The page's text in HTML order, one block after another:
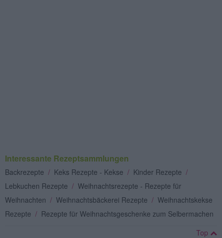
Interessante Rezeptsammlungen
Backrezepte / Keks Rezepte - Kekse / Kinder Rezepte /
Lebkuchen Rezepte / Weihnachtsrezepte - Rezepte für
Weihnachten / Weihnachtsbäckerei Rezepte / Weihnachtskekse
Rezepte / Rezepte für Weihnachtsgeschenke zum Selbermachen
Top